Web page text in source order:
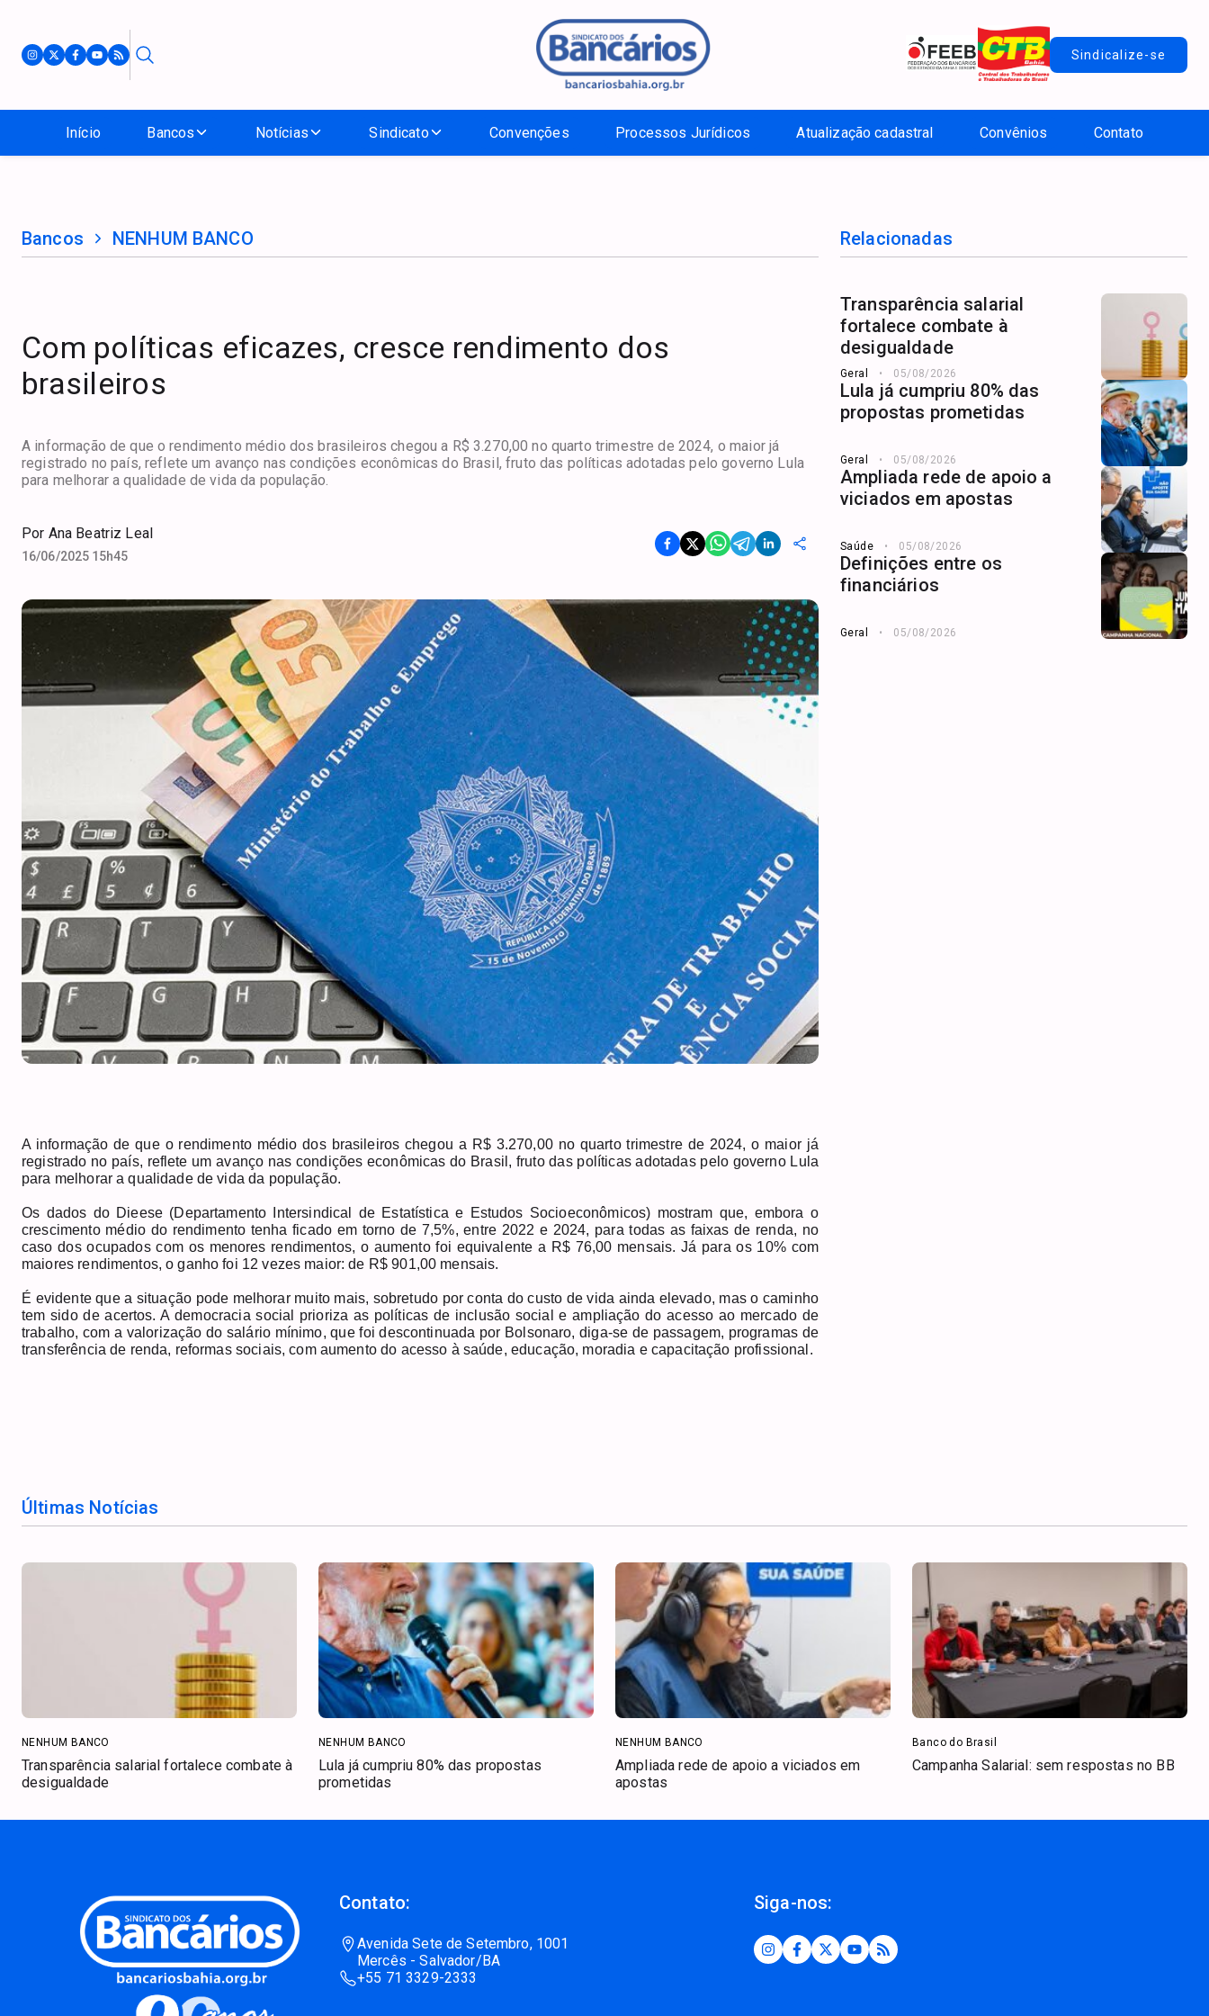
Sindicalize-se
Início Bancos Notícias Sindicato Convenções Processos Jurídicos Atualização cadastral Convênios Contato
Bancos NENHUM BANCO
Com políticas eficazes, cresce rendimento dos
brasileiros
A informação de que o rendimento médio dos brasileiros chegou a R$ 3.270,00 no quarto trimestre de 2024, o maior já
registrado no país, reflete um avanço nas condições econômicas do Brasil, fruto das políticas adotadas pelo governo Lula
para melhorar a qualidade de vida da população.
Por Ana Beatriz Leal
16/06/2025 15h45
A informação de que o rendimento médio dos brasileiros chegou a R$ 3.270,00 no quarto trimestre de 2024, o maior já
registrado no país, reflete um avanço nas condições econômicas do Brasil, fruto das políticas adotadas pelo governo Lula
para melhorar a qualidade de vida da população.
Os dados do Dieese (Departamento Intersindical de Estatística e Estudos Socioeconômicos) mostram que, embora o
crescimento médio do rendimento tenha ficado em torno de 7,5%, entre 2022 e 2024, para todas as faixas de renda, no
caso dos ocupados com os menores rendimentos, o aumento foi equivalente a R$ 76,00 mensais. Já para os 10% com
maiores rendimentos, o ganho foi 12 vezes maior: de R$ 901,00 mensais.
É evidente que a situação pode melhorar muito mais, sobretudo por conta do custo de vida ainda elevado, mas o caminho
tem sido de acertos. A democracia social prioriza as políticas de inclusão social e ampliação do acesso ao mercado de
trabalho, com a valorização do salário mínimo, que foi descontinuada por Bolsonaro, diga-se de passagem, programas de
transferência de renda, reformas sociais, com aumento do acesso à saúde, educação, moradia e capacitação profissional.
Relacionadas
Transparência salarial
fortalece combate à
desigualdade
Geral 05/08/2026
Lula já cumpriu 80% das
propostas prometidas
Geral 05/08/2026
Ampliada rede de apoio a
viciados em apostas
Saúde 05/08/2026
Definições entre os
financiários
Geral 05/08/2026
Últimas Notícias
NENHUM BANCO
Transparência salarial fortalece combate à
desigualdade
NENHUM BANCO
Lula já cumpriu 80% das propostas
prometidas
NENHUM BANCO
Ampliada rede de apoio a viciados em
apostas
Banco do Brasil
Campanha Salarial: sem respostas no BB
Contato:
Avenida Sete de Setembro, 1001
Mercês - Salvador/BA
+55 71 3329-2333
Siga-nos: